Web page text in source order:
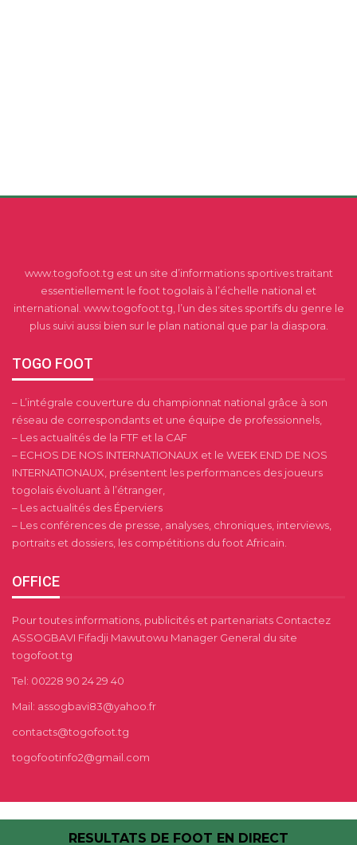
www.togofoot.tg est un site d’informations sportives traitant
essentiellement le foot togolais à l’échelle national et
international. www.togofoot.tg, l’un des sites sportifs du genre le
plus suivi aussi bien sur le plan national que par la diaspora.
TOGO FOOT
– L’intégrale couverture du championnat national grâce à son
réseau de correspondants et une équipe de professionnels,
– Les actualités de la FTF et la CAF
– ECHOS DE NOS INTERNATIONAUX et le WEEK END DE NOS
INTERNATIONAUX, présentent les performances des joueurs
togolais évoluant à l’étranger,
– Les actualités des Éperviers
– Les conférences de presse, analyses, chroniques, interviews,
portraits et dossiers, les compétitions du foot Africain.
OFFICE
Pour toutes informations, publicités et partenariats Contactez
ASSOGBAVI Fifadji Mawutowu Manager General du site
togofoot.tg
Tel: 00228 90 24 29 40
Mail: assogbavi83@yahoo.fr
contacts@togofoot.tg
togofootinfo2@gmail.com
RESULTATS DE FOOT EN DIRECT